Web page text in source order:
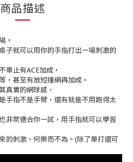
商品描述
。
子就可以用你的手指打出一場刺激的
單止有ACE加成，
，甚至有放短撞網再加成。
真實的網球感，
手指不是手臂，還有就是不用跑得太
非常適合你一試，用手指就可以學習
的刺激，何樂而不為。 (除了單打還可